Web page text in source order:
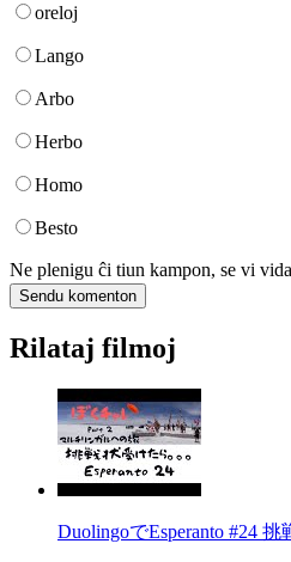
oreloj
Lango
Arbo
Herbo
Homo
Besto
Ne plenigu ĉi tiun kampon, se vi
Rilataj filmoj
DuolingoでEsperanto #24